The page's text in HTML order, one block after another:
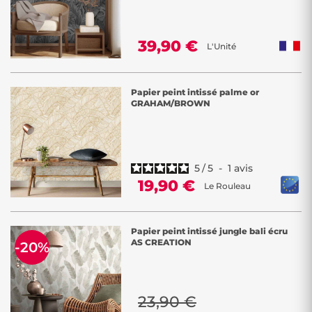
39,90 € L'Unité
Papier peint intissé palme or
GRAHAM/BROWN
5/5 - 1 avis
19,90 € Le Rouleau
Papier peint intissé jungle bali écru
AS CREATION
23,90 €
-20%